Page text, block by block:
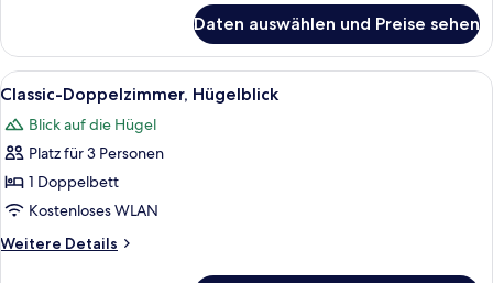
Doppelzimmer,
Meerblick
Daten auswählen und Preise sehen
Alle
Fotos
für
Classic-
Doppelzimmer,
Hügelblick
anzeigen
Ein Hotelzimmer mit Bett,
8
Classic-Doppelzimmer, Hügelblick
Blick auf die Hügel
Platz für 3 Personen
1 Doppelbett
Kostenloses WLAN
Weitere Details
Weitere